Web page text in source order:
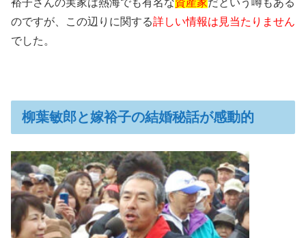
裕子さんの実家は熱海でも有名な資産家だという噂もある
のですが、この辺りに関する詳しい情報は見当たりません
でした。
柳葉敏郎と嫁裕子の結婚秘話が感動的